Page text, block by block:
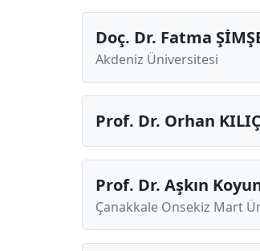
Doç. Dr. Fatma
Akdeniz Üniversitesi
Prof. Dr. Orhan KILIÇ
Prof. Dr. Aşkın
Çanakkale Onsekiz Mart